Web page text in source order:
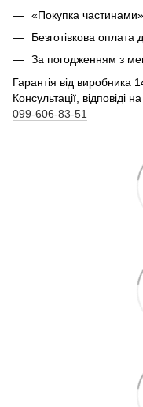
«Покупка
Безготівкова
За погодженням з
Гарантія від виробника
Консультації,
099-606-83-51